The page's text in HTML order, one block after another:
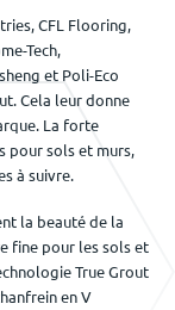
CFL Flooring,
Tech,
et Poli-Eco
Cela leur donne
La forte
pour sols et murs,
à suivre.
la beauté de la
fine pour les sols et
True Grout
en V